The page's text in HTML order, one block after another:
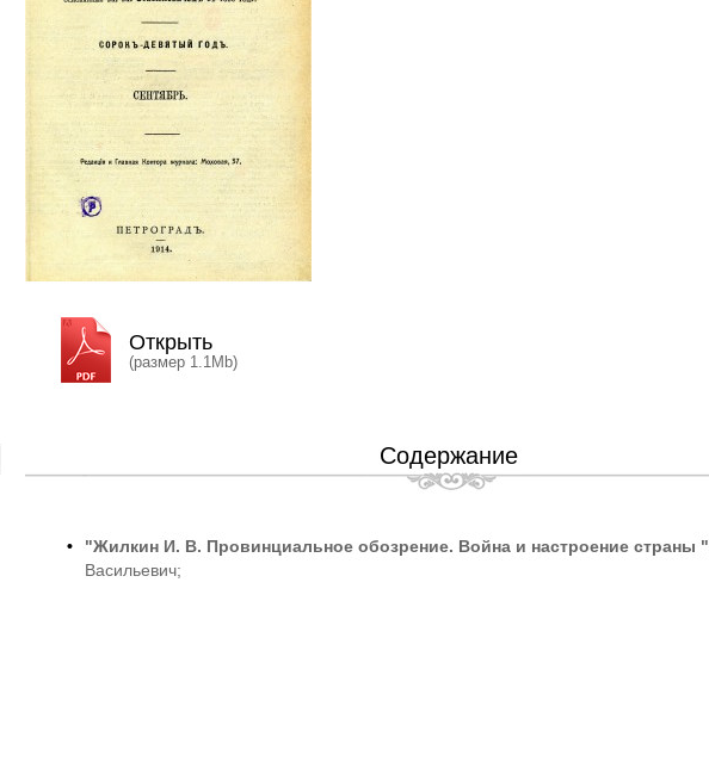
Открыть
(размер 1.1Mb)
Содержание
• "Жилкин И. В. Провинциальное обозрение. Война и настроение страны "
Васильевич;